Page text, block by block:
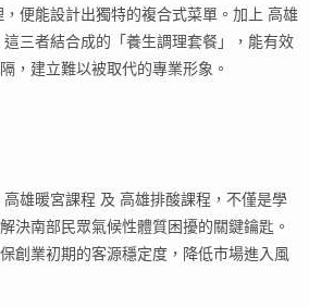
便能設計出獨特的複合式菜單。加上 高雄
三者結合成的「養生調理套餐」，能有效
，建立難以被取代的專業形象。
雄暖宮課程 及 高雄排酸課程，不僅是學
決南部民眾氣候性體質困擾的關鍵鑰匙。
創業初期的客源穩定度，降低市場進入風